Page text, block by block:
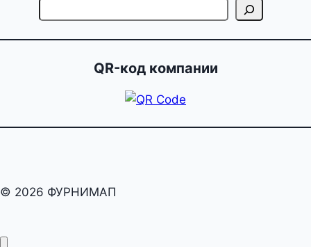
QR-код компании
© 2026 ФУРНИМАП